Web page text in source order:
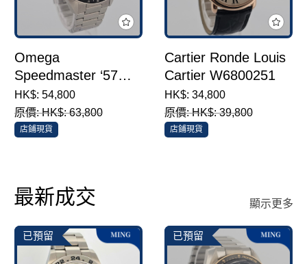
Omega
Speedmaster ‘57
Co-Axial Master
Chronometer
Chronograph
原價: HK$: 63,800
HK$: 54,800
店鋪現貨
Cartier Ronde Louis
Cartier W6800251
原價: HK$: 39,800
HK$: 34,800
店鋪現貨
最新成交 顯示更多
已預留 已預留